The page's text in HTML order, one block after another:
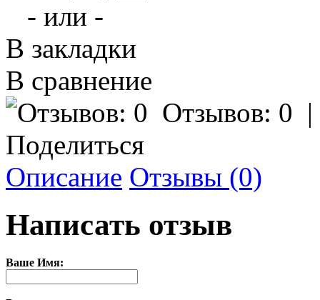
- или -
В закладки
В сравнение
Отзывов: 0
Поделиться
Описание Отзывы (0)
Написать отзыв
Ваше Имя: